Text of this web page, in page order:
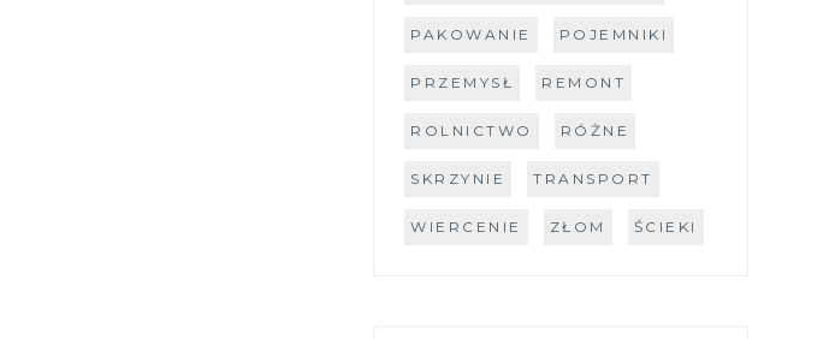
PAKOWANIE POJEMNIKI
PRZEMYSŁ REMONT
ROLNICTWO RÓŻNE
SKRZYNIE TRANSPORT
WIERCENIE ZŁOM ŚCIEKI